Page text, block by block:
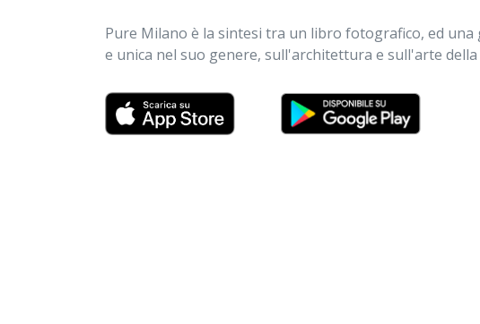
Pure Milano è la sintesi tra un libro fotografico, ed una
e unica nel suo genere, sull'architettura e sull'arte